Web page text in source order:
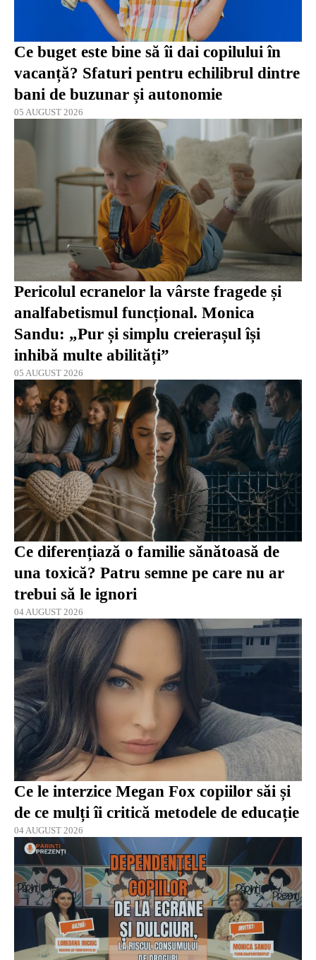
Ce buget este bine să îi dai copilului în
vacanță? Sfaturi pentru echilibrul dintre
bani de buzunar și autonomie
05 AUGUST 2026
Pericolul ecranelor la vârste fragede și
analfabetismul funcțional. Monica
Sandu: „Pur și simplu creierașul își
inhibă multe abilități”
05 AUGUST 2026
Ce diferențiază o familie sănătoasă de
una toxică? Patru semne pe care nu ar
trebui să le ignori
04 AUGUST 2026
Ce le interzice Megan Fox copiilor săi și
de ce mulți îi critică metodele de educație
04 AUGUST 2026